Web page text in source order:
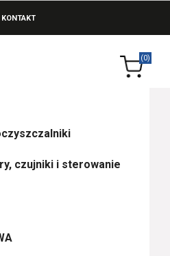
KONTAKT
(0)
czujniki i sterowanie